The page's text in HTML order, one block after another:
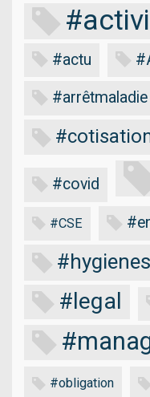
#actu
#arrêtmaladie
#covid
#CSE
#legal
#obligation